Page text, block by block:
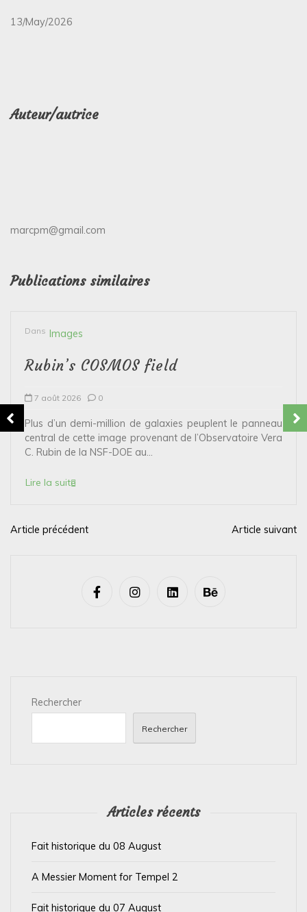
13/May/2026
Auteur/autrice
marcpm@gmail.com
Publications similaires
Dans Images
Rubin’s COSMOS field
7 août 2026 0
Plus d’un demi-million de galaxies peuplent le panneau
central de cette image provenant de l’Observatoire Vera
C. Rubin de la NSF-DOE au...
Lire la suite
N
Article précédent Article suivant
Rechercher
Rechercher
Articles récents
Fait historique du 08 August
A Messier Moment for Tempel 2
Fait historique du 07 August